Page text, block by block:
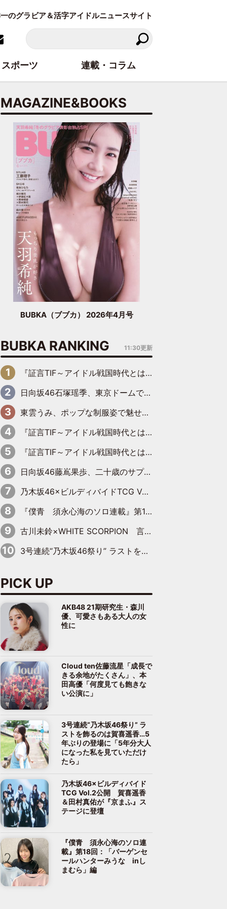
のグラビア＆活字アイドルニュースサイト
MAGAZINE&BOOKS
BUBKA（ブブカ） 2026年4月号
BUBKA RANKING 11:30更新
『証言TIF～アイドル戦国時代とはなんだったのか～』第6回：でんぱ組.inc・古川未鈴×相沢梨紗「『ハロプロやりたかったな』って言ったら、夢眠ねむさんに『てめえはでんぱ組．incなんだよ！』って肩パンされて(笑)」
日向坂46石塚瑶季、東京ドームで“観戦バレ”！ ナイツ・塙も認めた「巨人に詳しすぎるアイドル」は元VENUSスクール生で杉内コーチ推し⁉
東雲うみ、ポップな制服姿で魅せる“東雲グリーン”の正体
『証言TIF～アイドル戦国時代とはなんだったのか～』第8回：Negicco・Nao☆×Megu×Kaede「東京からオファーが来たのと、梨の皮剥きとどっちが大事なんだって」
『証言TIF～アイドル戦国時代とはなんだったのか～』第10回：さくら学院・武藤彩未×飯田らうら「正直、中3で辞めるというのを信じてなくて。そう言われてはいたけど、嘘でしょって」
日向坂46藤嶌果歩、二十歳のサプライズバースデーに大喜び「頼られる先輩になれるように努力していきたい」
乃木坂46×ビルディバイドTCG Vol.2公開 賀喜遥香＆田村真佑が『京まふ』ステージに登壇
『僕青 須永心海のソロ連載』第18回：「バーゲンセールハンターみうな inしまむら」編
古川未鈴×WHITE SCORPION 言葉が背中を押した“それぞれの決意”
3号連続“乃木坂46祭り” ラストを飾るのは賀喜遥香…5年ぶりの登場に「5年分大人になった私を見ていただけたら」
PICK UP
AKB48 21期研究生・森川
優、可愛さもある大人の女
性に
Cloud ten佐藤流星「成長で
きる余地がたくさん」、本
田高優「何度見ても飽きな
い公演に」
3号連続“乃木坂46祭り” ラ
ストを飾るのは賀喜遥香…5
年ぶりの登場に「5年分大人
になった私を見ていただけ
たら」
乃木坂46×ビルディバイド
TCG Vol.2公開 賀喜遥香
＆田村真佑が『京まふ』ス
テージに登壇
『僕青 須永心海のソロ連
載』第18回：「バーゲンセ
ールハンターみうな inし
まむら」編
スポーツ 連載・コラム